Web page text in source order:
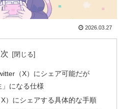
2026.03.27
（X）にシェア可能だが
」になる仕様
）にシェアする具体的な手順